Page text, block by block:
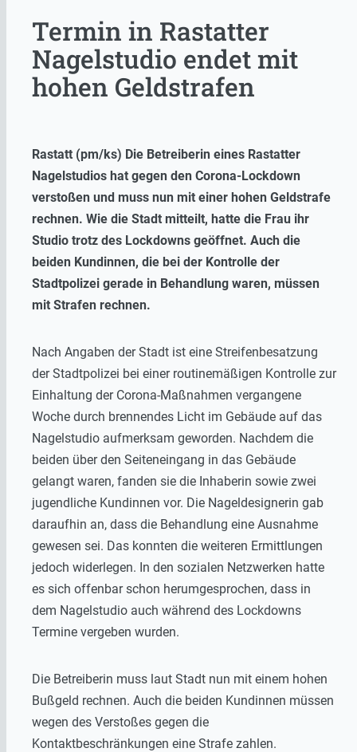
Termin in Rastatter
Nagelstudio endet mit
hohen Geldstrafen
Rastatt (pm/ks) Die Betreiberin eines Rastatter
Nagelstudios hat gegen den Corona-Lockdown
verstoßen und muss nun mit einer hohen Geldstrafe
rechnen. Wie die Stadt mitteilt, hatte die Frau ihr
Studio trotz des Lockdowns geöffnet. Auch die
beiden Kundinnen, die bei der Kontrolle der
Stadtpolizei gerade in Behandlung waren, müssen
mit Strafen rechnen.
Nach Angaben der Stadt ist eine Streifenbesatzung
der Stadtpolizei bei einer routinemäßigen Kontrolle zur
Einhaltung der Corona-Maßnahmen vergangene
Woche durch brennendes Licht im Gebäude auf das
Nagelstudio aufmerksam geworden. Nachdem die
beiden über den Seiteneingang in das Gebäude
gelangt waren, fanden sie die Inhaberin sowie zwei
jugendliche Kundinnen vor. Die Nageldesignerin gab
daraufhin an, dass die Behandlung eine Ausnahme
gewesen sei. Das konnten die weiteren Ermittlungen
jedoch widerlegen. In den sozialen Netzwerken hatte
es sich offenbar schon herumgesprochen, dass in
dem Nagelstudio auch während des Lockdowns
Termine vergeben wurden.
Die Betreiberin muss laut Stadt nun mit einem hohen
Bußgeld rechnen. Auch die beiden Kundinnen müssen
wegen des Verstoßes gegen die
Kontaktbeschränkungen eine Strafe zahlen.